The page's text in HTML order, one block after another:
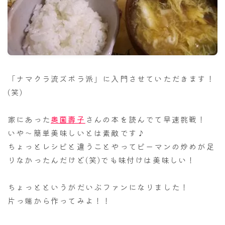
ナナちゃん人形
「ナマクラ流ズボラ派」に入門させていただきます！
(笑)
家にあった奥薗壽子 さんの本を読んでて早速挑戦！
いや～簡単美味しいとは素敵です♪
ちょっとレシピと違うことやってピーマンの炒めが足
りなかったんだけど(笑)でも味付けは美味しい！
ちょっとというがだいぶファンになりました！
片っ端から作ってみよ！！